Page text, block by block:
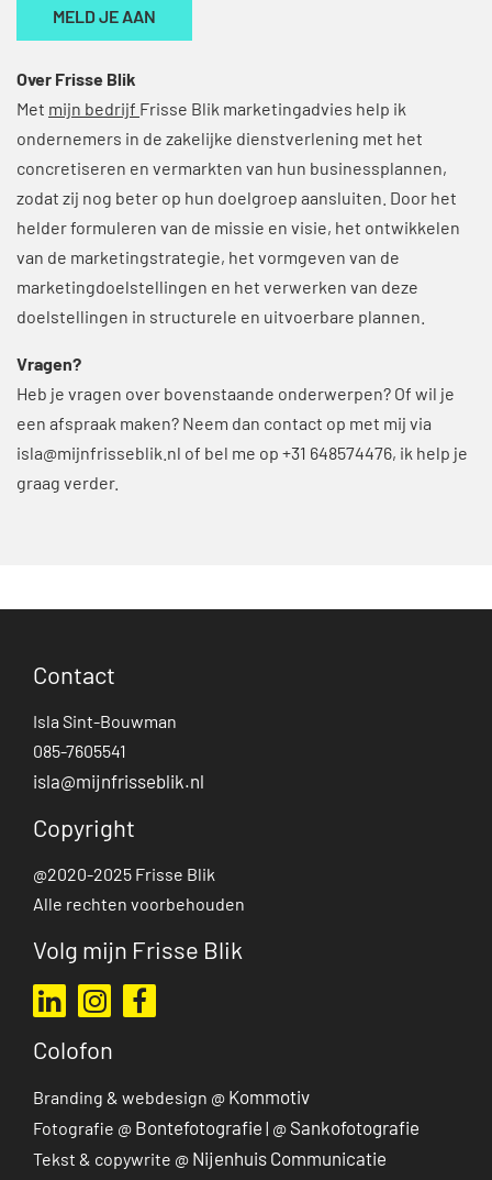
MELD JE AAN
Over Frisse Blik
Met mijn bedrijf Frisse Blik marketingadvies help ik
ondernemers in de zakelijke dienstverlening met het
concretiseren en vermarkten van hun businessplannen,
zodat zij nog beter op hun doelgroep aansluiten. Door het
helder formuleren van de missie en visie, het ontwikkelen
van de marketingstrategie, het vormgeven van de
marketingdoelstellingen en het verwerken van deze
doelstellingen in structurele en uitvoerbare plannen.
Vragen?
Heb je vragen over bovenstaande onderwerpen? Of wil je
een afspraak maken? Neem dan contact op met mij via
isla@mijnfrisseblik.nl of bel me op +31 648574476, ik help je
graag verder.
Contact
Isla Sint-Bouwman
085-7605541
isla@mijnfrisseblik.nl
Copyright
@2020-2025 Frisse Blik
Alle rechten voorbehouden
Volg mijn Frisse Blik
Ga naar mijn LinkedIn profiel
Ga naar mijn Instagram profiel
Colofon
Branding & webdesign @ Kommotiv
Fotografie @ Bontefotografie | @ Sankofotografie
Tekst & copywrite @ Nijenhuis Communicatie